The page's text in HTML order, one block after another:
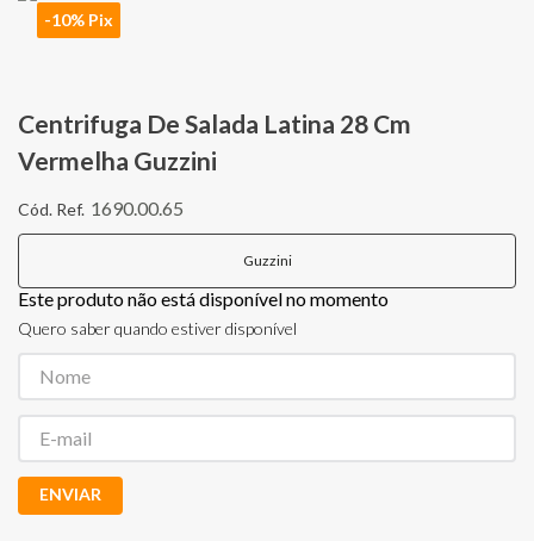
-10% Pix
Centrifuga De Salada Latina 28 Cm
Vermelha Guzzini
1690.00.65
Guzzini
Este produto não está disponível no momento
Quero saber quando estiver disponível
ENVIAR